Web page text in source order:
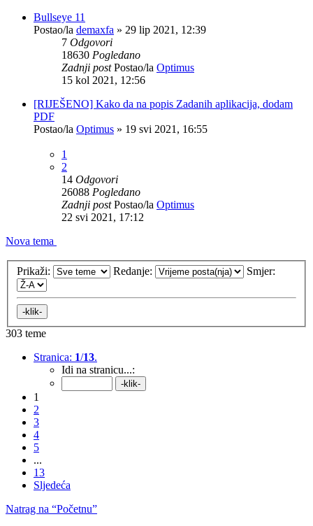
Bullseye 11
Postao/la demaxfa » 29 lip 2021, 12:39
7 Odgovori
18630 Pogledano
Zadnji postPostao/la Optimus
15 kol 2021, 12:56
[RIJEŠENO] Kako da na popis Zadanih aplikacija, dodam
PDF
Postao/la Optimus » 19 svi 2021, 16:55
1
2
14 Odgovori
26088 Pogledano
Zadnji postPostao/la Optimus
22 svi 2021, 17:12
Nova tema
Prikaži: Redanje: Smjer:
303 teme
Stranica: 1/13.
Idi na stranicu...:
1
2
3
4
5
...
13
Sljedeća
Natrag na “Početnu”